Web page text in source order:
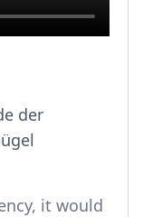
der
it would